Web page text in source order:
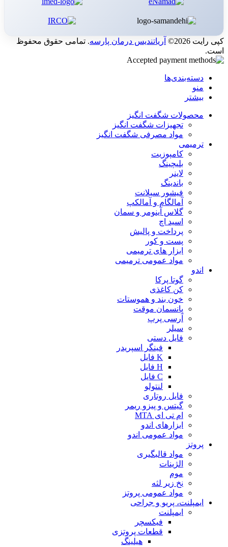
کپی رایت 2026© آریاتندیس درمان پارسه. تمامی حقوق محفوظ
است.
دسته‌بندی‌ها
منو
بیشتر
محصولات شگفت انگیز
تجهیزات شگفت انگیز
مواد مصرفی شگفت انگیز
ترمیمی
کامپوزیت
بلیچینگ
لاینر
باندینگ
فیشور سیلانت
آمالگام و آمالکپ
گلاس آینومر و سمان
اسید اچ
پرداخت و پالیش
پست و کور
ابزار های ترمیمی
مواد عمومی ترمیمی
اندو
گوتا پرکا
کن کاغذی
خون بند و هموستات
پانسمان موقت
آرسی پرپ
سیلر
فایل دستی
فینگر اسپریدر
K فایل
H فایل
C فایل
لنتولو
فایل روتاری
گیتس و پیزو ریمر
ام تی ای MTA
ابزارهای اندو
مواد عمومی اندو
پروتز
مواد قالبگیری
الژینات
موم
نخ زیر لثه
مواد عمومی پروتز
ایمپلنت، پریو و جراحی
ایمپلنت
فیکسچر
قطعات پروتزی
هیلینگ